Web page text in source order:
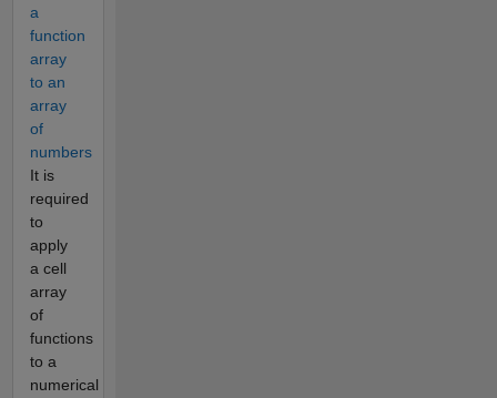
a
function
array
to an
array
of
numbers
It is
required
to
apply
a cell
array
of
functions
to a
numerical